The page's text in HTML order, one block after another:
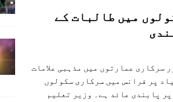
میں طالبات کے
سرکاری عمارتوں میں مذہبی علامات
پر فرانس میں سرکاری سکولوں
پر پابندی عائد ہے۔ وزیر تعلیم